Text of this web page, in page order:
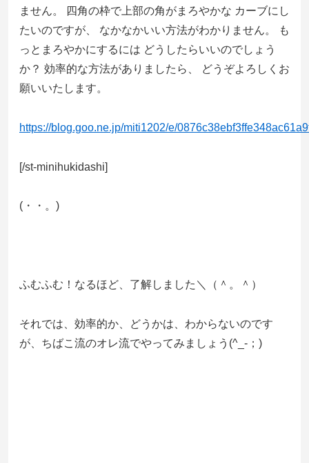
ません。 四角の枠で上部の角がまろやかな カーブにし
たいのですが、 なかなかいい方法がわかりません。 も
っとまろやかにするには どうしたらいいのでしょう
か？ 効率的な方法がありましたら、 どうぞよろしくお
願いいたします。
https://blog.goo.ne.jp/miti1202/e/
[/st-minihukidashi]
(・・。)ゞ
ふむふむ！なるほど、了解しました＼（＾。＾）
それでは、効率的か、どうかは、わからないのです
が、ちばこ流のオレ流でやってみましょう(^_-；)